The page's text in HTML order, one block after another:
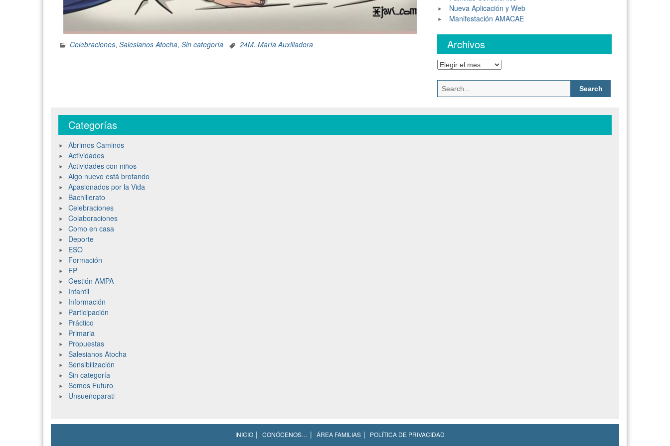
Celebraciones, Salesianos Atocha, Sin categoría 24M, María Auxiliadora
Nueva Aplicación y Web
Manifestación AMACAE
Archivos
Categorías
Abrimos Caminos
Actividades
Actividades con niños
Algo nuevo está brotando
Apasionados por la Vida
Bachillerato
Celebraciones
Colaboraciones
Como en casa
Deporte
ESO
Formación
FP
Gestión AMPA
Infantil
Información
Participación
Práctico
Primaria
Propuestas
Salesianos Atocha
Sensibilización
Sin categoría
Somos Futuro
Unsueñoparati
INICIO CONÓCENOS… ÁREA FAMILIAS POLÍTICA DE PRIVACIDAD